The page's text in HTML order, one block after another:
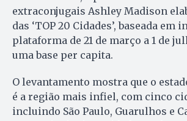
extraconjugais Ashley Madison
das ‘TOP 20 Cidades’, baseada em
plataforma de 21 de março a 1 de
uma base per capita.
O levantamento mostra que o
é a região mais infiel, com cinco
incluindo São Paulo, Guarulhos e